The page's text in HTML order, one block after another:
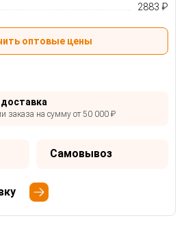
2883 ₽
Получить оптовые цены
заказа на сумму от 50 000 ₽
Самовывоз